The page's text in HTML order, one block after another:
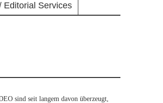
Editorial Services
sind seit langem davon überzeugt,